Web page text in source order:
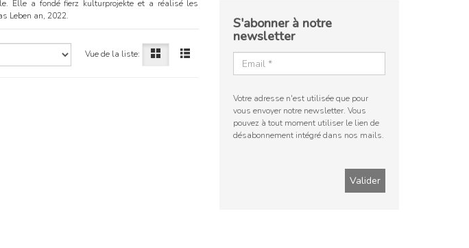
Elle a fondé fierz kulturprojekte et a réalisé les
Leben an, 2022.
Vue de la liste:
S'abonner à notre
newsletter
Votre adresse n'est utilisée que pour
vous envoyer notre newsletter. Vous
pouvez à tout moment utiliser le lien de
désabonnement intégré dans nos mails.